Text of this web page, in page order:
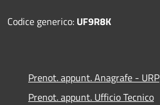
Codice generico: UF9R8K
Prenot. appunt. Anagrafe - URP
Prenot. appunt. Ufficio Tecnico